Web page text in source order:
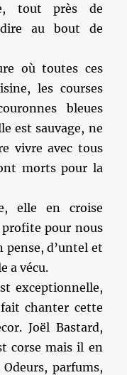
tout près de
dire au bout de
où toutes ces
les courses
bleues
est sauvage, ne
vivre avec tous
morts pour la
elle en croise
pour nous
pense, d’untel et
a vécu.
exceptionnelle,
chanter cette
Joël Bastard,
corse mais il en
parfums,